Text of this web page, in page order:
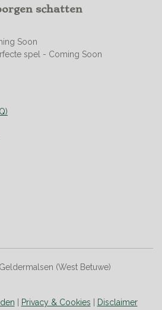
schatten
Soon
spel - Coming Soon
(West Betuwe)
Privacy & Cookies Disclaimer